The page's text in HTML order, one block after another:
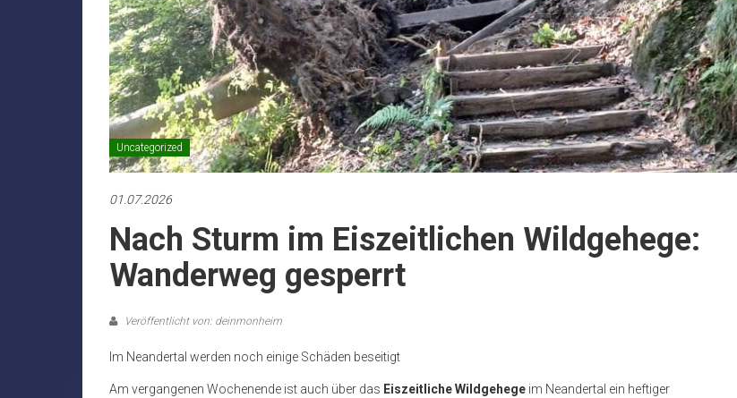
Uncategorized
01.07.2026
Nach Sturm im Eiszeitlichen Wildgehege:
Wanderweg gesperrt
Veröffentlicht von: deinmonheim
Im Neandertal werden noch einige Schäden beseitigt
Am vergangenen Wochenende ist auch über das Eiszeitliche Wildgehege im Neandertal ein heftiger